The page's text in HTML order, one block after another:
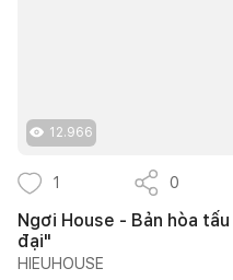
12.966
1 0
Ngơi House - Bản hòa
đại"
HIEUHOUSE